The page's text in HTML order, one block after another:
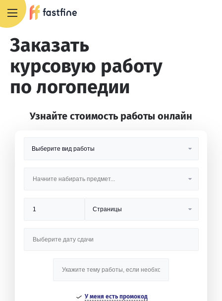
Заказать
курсовую работу
по логопедии
Узнайте стоимость работы онлайн
У меня есть промокод